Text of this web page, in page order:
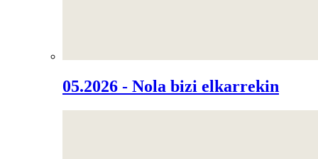
05.2026 - Nola bizi elkarrekin